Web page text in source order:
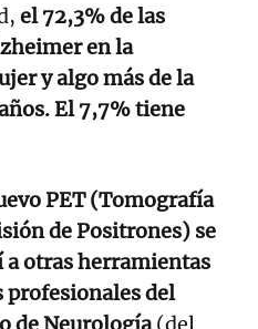
el 72,3% de las
en la
y algo más de la
El 7,7% tiene
PET (Tomografía
de Positrones) se
a otras herramientas
profesionales del